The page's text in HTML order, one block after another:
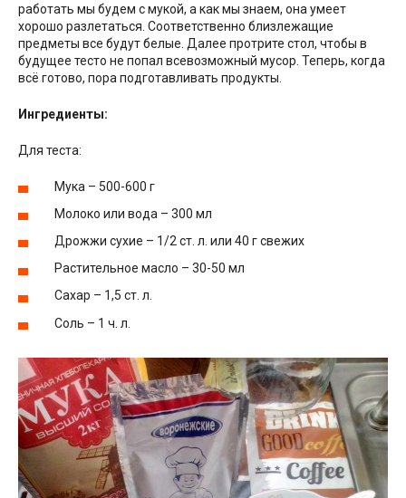
работать мы будем с мукой, а как мы знаем, она умеет
хорошо разлетаться. Соответственно близлежащие
предметы все будут белые. Далее протрите стол, чтобы в
будущее тесто не попал всевозможный мусор. Теперь, когда
всё готово, пора подготавливать продукты.
Ингредиенты:
Для теста:
Мука – 500-600 г
Молоко или вода – 300 мл
Дрожжи сухие – 1/2 ст. л. или 40 г свежих
Растительное масло – 30-50 мл
Сахар – 1,5 ст. л.
Соль – 1 ч. л.